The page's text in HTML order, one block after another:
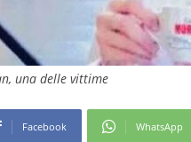
una delle vittime
Facebook WhatsApp